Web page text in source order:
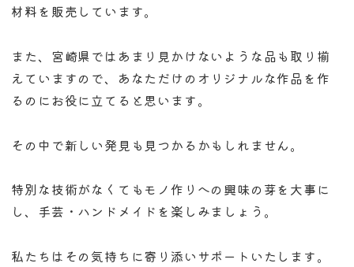
材料を販売しています。
また、宮崎県ではあまり見かけないような品も取り揃
えていますので、あなただけのオリジナルな作品を作
るのにお役に立てると思います。
その中で新しい発見も見つかるかもしれません。
特別な技術がなくてもモノ作りへの興味の芽を大事に
し、手芸・ハンドメイドを楽しみましょう。
私たちはその気持ちに寄り添いサポートいたします。